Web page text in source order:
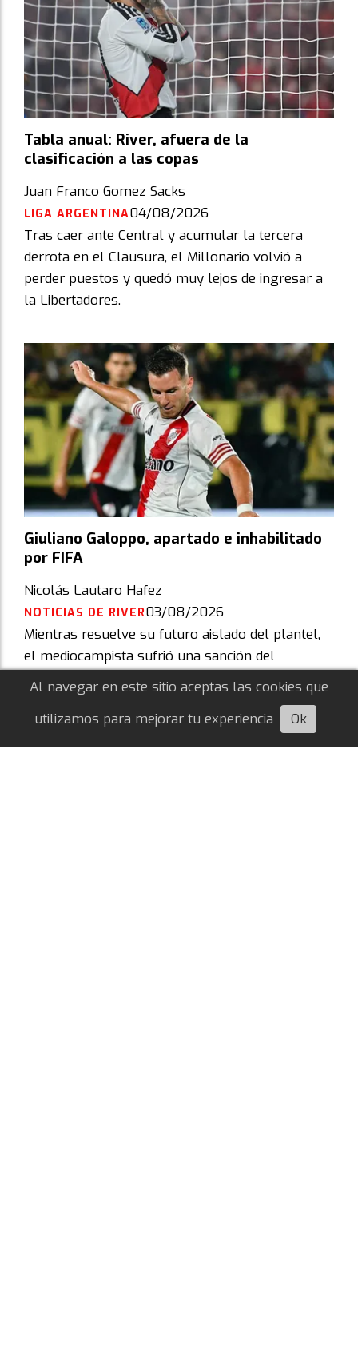
Tabla anual: River, afuera de la
clasificación a las copas
Juan Franco Gomez Sacks
LIGA ARGENTINA04/08/2026
Tras caer ante Central y acumular la tercera
derrota en el Clausura, el Millonario volvió a
perder puestos y quedó muy lejos de ingresar a
la Libertadores.
Giuliano Galoppo, apartado e inhabilitado
por FIFA
Nicolás Lautaro Hafez
NOTICIAS DE RIVER03/08/2026
Mientras resuelve su futuro aislado del plantel,
el mediocampista sufrió una sanción del
organismo máximo del fútbol que le impedirá
jugar. ¿Qué sucedió?
Al navegar en este sitio aceptas las cookies que
utilizamos para mejorar tu experiencia
Ok
Escuchá esta nota